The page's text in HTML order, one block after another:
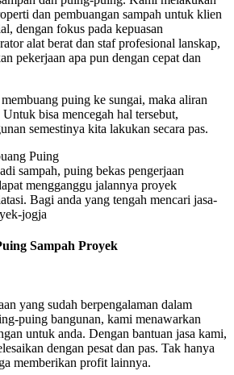
dan pembuangan sampah untuk klien
dengan fokus pada kepuasan
alat berat dan staf profesional lanskap,
pekerjaan apa pun dengan cepat dan
puing ke sungai, maka aliran
bisa mencegah hal tersebut,
semestinya kita lakukan secara pas.
Puing
sampah, puing bekas pengerjaan
mengganggu jalannya proyek
Bagi anda yang tengah mencari jasa-
jogja
Sampah Proyek
yang sudah berpengalaman dalam
puing bangunan, kami menawarkan
untuk anda. Dengan bantuan jasa kami,
dengan pesat dan pas. Tak hanya
memberikan profit lainnya.